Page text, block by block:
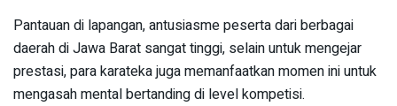
Pantauan di lapangan, antusiasme peserta dari berbagai
daerah di Jawa Barat sangat tinggi, selain untuk mengejar
prestasi, para karateka juga memanfaatkan momen ini untuk
mengasah mental bertanding di level kompetisi.